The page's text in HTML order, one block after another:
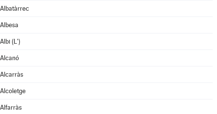
Albatàrrec
Albesa
Albi (L')
Alcanó
Alcarràs
Alcoletge
Alfarràs